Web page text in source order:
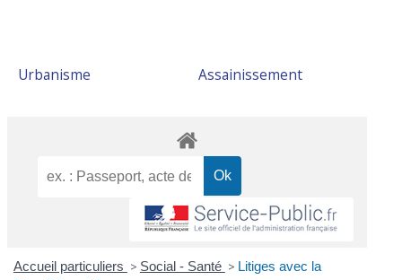
Urbanisme Assainissement
Accueil particuliers > Social - Santé > Litiges avec la